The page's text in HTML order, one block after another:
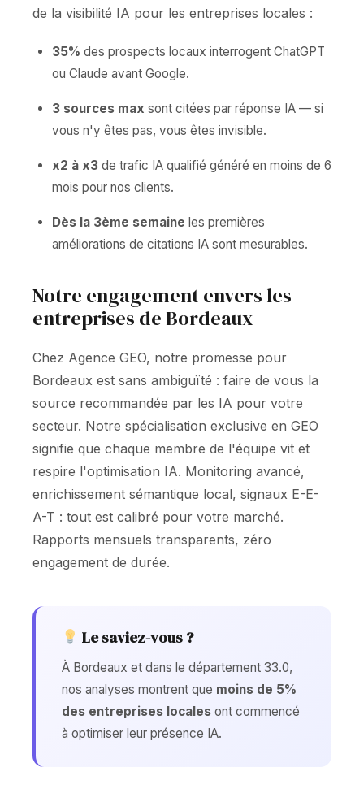
de la visibilité IA pour les entreprises locales :
35% des prospects locaux interrogent ChatGPT
ou Claude avant Google.
3 sources max sont citées par réponse IA — si
vous n'y êtes pas, vous êtes invisible.
x2 à x3 de trafic IA qualifié généré en moins de 6
mois pour nos clients.
Dès la 3ème semaine les premières
améliorations de citations IA sont mesurables.
Notre engagement envers les
entreprises de Bordeaux
Chez Agence GEO, notre promesse pour
Bordeaux est sans ambiguïté : faire de vous la
source recommandée par les IA pour votre
secteur. Notre spécialisation exclusive en GEO
signifie que chaque membre de l'équipe vit et
respire l'optimisation IA. Monitoring avancé,
enrichissement sémantique local, signaux E-E-
A-T : tout est calibré pour votre marché.
Rapports mensuels transparents, zéro
engagement de durée.
Le saviez-vous ?
À Bordeaux et dans le département 33.0,
nos analyses montrent que moins de 5%
des entreprises locales ont commencé
à optimiser leur présence IA.